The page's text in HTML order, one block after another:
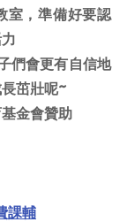
室，準備好要認
們會更有自信地
茁壯呢~
金會贊助
課輔